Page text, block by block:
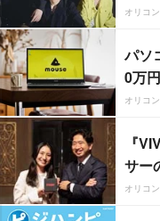
オリコ
パソ
0万
オリコ
『
サー
オリコ